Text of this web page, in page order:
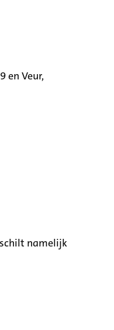
en Veur,
namelijk